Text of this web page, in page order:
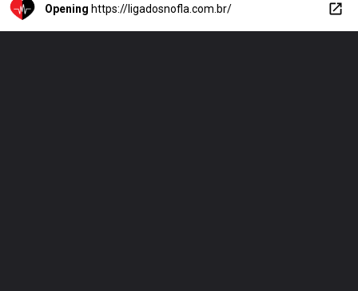
Opening https://ligadosnofla.com.br/